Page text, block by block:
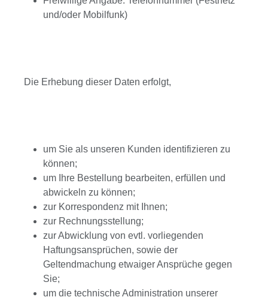
und/oder Mobilfunk)
Die Erhebung dieser Daten erfolgt,
um Sie als unseren Kunden identifizieren zu
können;
um Ihre Bestellung bearbeiten, erfüllen und
abwickeln zu können;
zur Korrespondenz mit Ihnen;
zur Rechnungsstellung;
zur Abwicklung von evtl. vorliegenden
Haftungsansprüchen, sowie der
Geltendmachung etwaiger Ansprüche gegen
Sie;
um die technische Administration unserer